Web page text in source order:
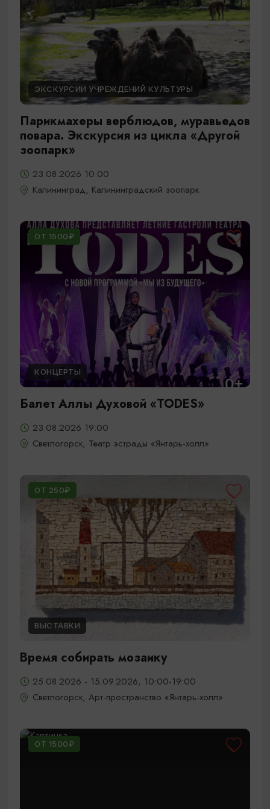
ЭКСКУРСИИ УЧРЕЖДЕНИЙ КУЛЬТУРЫ
Парикмахеры верблюдов, муравьедов
повара. Экскурсия из цикла «Другой
зоопарк»
23.08.2026 10:00
Калининград, Калининградский зоопарк
ОТ 1500₽
КОНЦЕРТЫ
Балет Аллы Духовой «TODES»
23.08.2026 19:00
Светлогорск, Театр эстрады «Янтарь-холл»
ОТ 250₽
ВЫСТАВКИ
Время собирать мозаику
25.08.2026 - 15.09.2026, 10:00-19:00
Светлогорск, Арт-пространство «Янтарь-холл»
ОТ 1500₽